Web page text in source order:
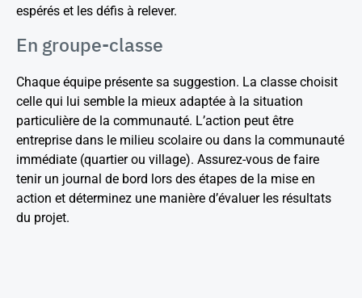
espérés et les défis à relever.
En groupe-classe
Chaque équipe présente sa suggestion. La classe choisit
celle qui lui semble la mieux adaptée à la situation
particulière de la communauté. L’action peut être
entreprise dans le milieu scolaire ou dans la communauté
immédiate (quartier ou village). Assurez-vous de faire
tenir un journal de bord lors des étapes de la mise en
action et déterminez une manière d’évaluer les résultats
du projet.